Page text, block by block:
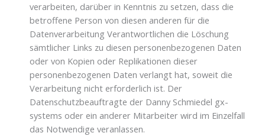
verarbeiten, darüber in Kenntnis zu setzen, dass die
betroffene Person von diesen anderen für die
Datenverarbeitung Verantwortlichen die Löschung
sämtlicher Links zu diesen personenbezogenen Daten
oder von Kopien oder Replikationen dieser
personenbezogenen Daten verlangt hat, soweit die
Verarbeitung nicht erforderlich ist. Der
Datenschutzbeauftragte der Danny Schmiedel gx-
systems oder ein anderer Mitarbeiter wird im Einzelfall
das Notwendige veranlassen.